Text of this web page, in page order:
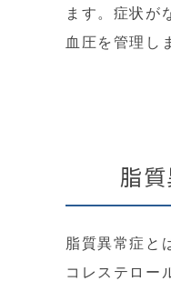
ます。症状が
血圧を管理し
脂
脂質異常症と
コレステロー